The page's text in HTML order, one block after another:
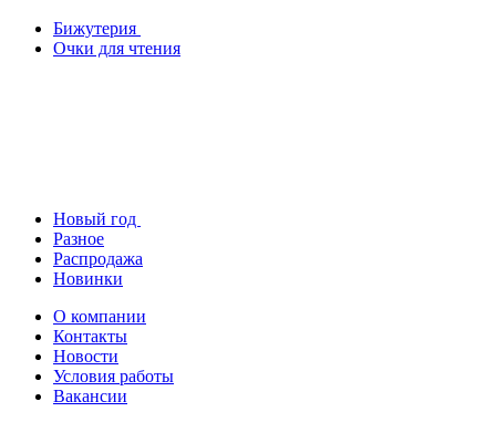
Бижутерия
Очки для чтения
Новый год
Разное
Распродажа
Новинки
О компании
Контакты
Новости
Условия работы
Вакансии